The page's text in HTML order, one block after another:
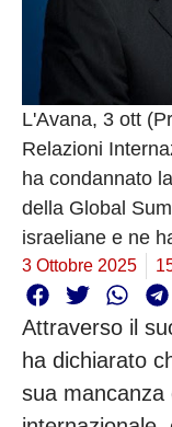
L'Avana, 3 ott
Relazioni
ha condannato
della Global
israeliane e ne
3 Ottobre 2025
Attraverso il
ha dichiarato
sua